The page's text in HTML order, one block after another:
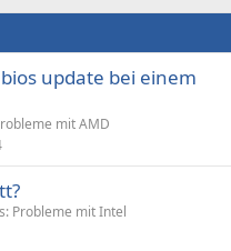
update bei einem
mit AMD
Probleme mit Intel